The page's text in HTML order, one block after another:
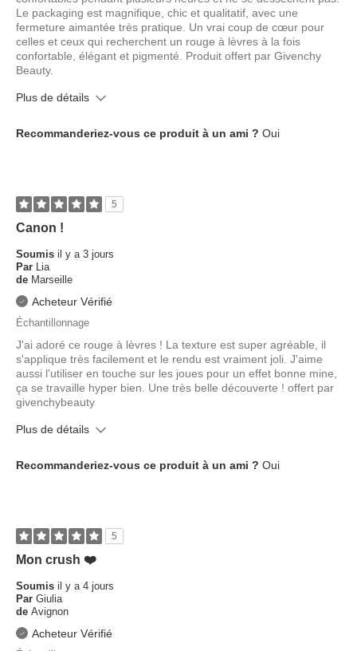
Le packaging est magnifique, chic et qualitatif, avec une
fermeture aimantée très pratique. Un vrai coup de cœur pour
celles et ceux qui recherchent un rouge à lèvres à la fois
confortable, élégant et pigmenté. Produit offert par Givenchy
Beauty.
Plus de détails
Recommanderiez-vous ce produit à un ami ? Oui
5
Canon !
Soumis il y a 3 jours
Par Lia
de Marseille
Acheteur Vérifié
Échantillonnage
J'ai adoré ce rouge à lèvres ! La texture est super agréable, il
s'applique très facilement et le rendu est vraiment joli. J'aime
aussi l'utiliser en touche sur les joues pour un effet bonne mine,
ça se travaille hyper bien. Une très belle découverte ! offert par
givenchybeauty
Plus de détails
Recommanderiez-vous ce produit à un ami ? Oui
5
Mon crush ❤️
Soumis il y a 4 jours
Par Giulia
de Avignon
Acheteur Vérifié